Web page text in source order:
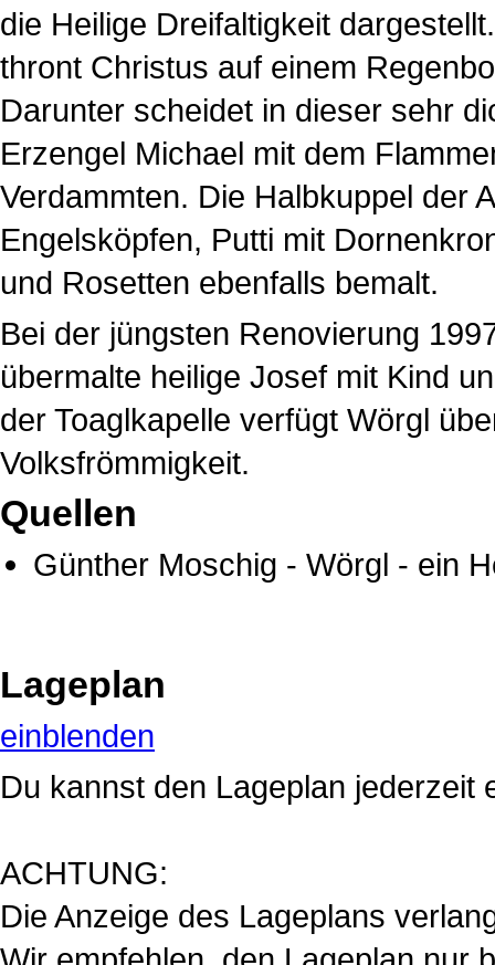
die Heilige Dreifaltigkeit
thront Christus auf einem
Darunter scheidet in dieser sehr
Erzengel Michael mit dem
Verdammten. Die Halbkuppel der
Engelsköpfen, Putti mit
und Rosetten ebenfalls bemalt.
Bei der jüngsten Renovierung
übermalte heilige Josef mit Kind
der Toaglkapelle verfügt Wörgl
Volksfrömmigkeit.
Quellen
Günther Moschig - Wörgl - ein
Lageplan
einblenden
Du kannst den Lageplan jederzeit
ACHTUNG:
Die Anzeige des Lageplans